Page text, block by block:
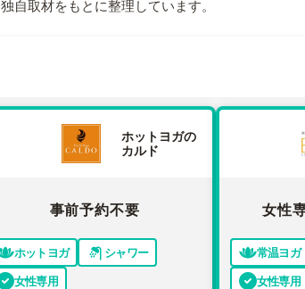
自取材をもとに整理しています。
ホットヨガの
カルド
事前予約不要
ホットヨガ
シャワー
女性専用
女性
常温ヨガ
女性専用